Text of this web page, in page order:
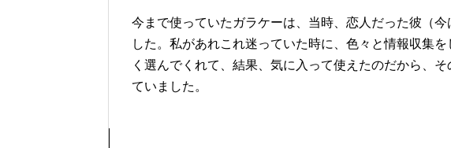
今まで使っていたガラケーは、当時、恋人だった彼（
した。私があれこれ迷っていた時に、色々と情報収集
く選んでくれて、結果、気に入って使えたのだから、
ていました。